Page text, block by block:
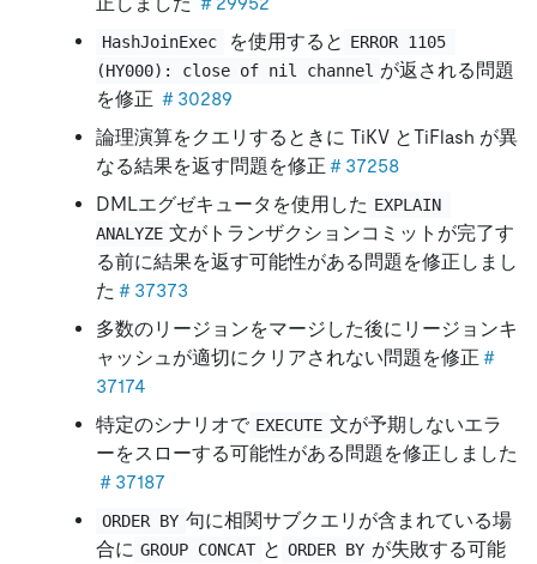
HashJoinExec を使用すると ERROR 1105
(HY000): close of nil channel が返される問題
を修正 ＃30289
論理演算をクエリするときに TiKV とTiFlash が異
なる結果を返す問題を修正 ＃37258
DMLエグゼキュータを使用した EXPLAIN
ANALYZE 文がトランザクションコミットが完了す
る前に結果を返す可能性がある問題を修正しまし
た ＃37373
多数のリージョンをマージした後にリージョンキ
ャッシュが適切にクリアされない問題を修正 ＃
37174
特定のシナリオで EXECUTE 文が予期しないエラ
ーをスローする可能性がある問題を修正しました
＃37187
ORDER BY 句に相関サブクエリが含まれている場
合に GROUP CONCAT と ORDER BY が失敗する可能